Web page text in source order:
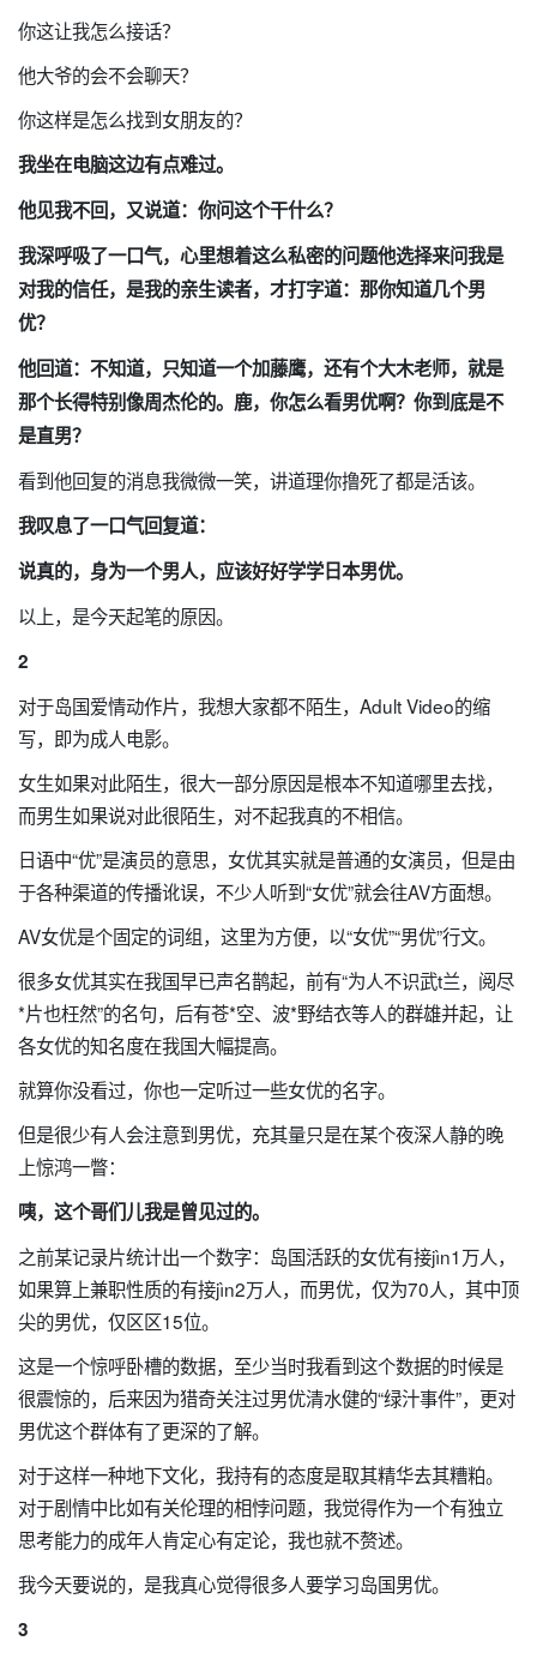
你这让我怎么接话？
他大爷的会不会聊天？
你这样是怎么找到女朋友的？
我坐在电脑这边有点难过。
他见我不回，又说道：你问这个干什么？
我深呼吸了一口气，心里想着这么私密的问题他选择来问我是
对我的信任，是我的亲生读者，才打字道：那你知道几个男
优？
他回道：不知道，只知道一个加藤鹰，还有个大木老师，就是
那个长得特别像周杰伦的。鹿，你怎么看男优啊？你到底是不
是直男？
看到他回复的消息我微微一笑，讲道理你撸死了都是活该。
我叹息了一口气回复道：
说真的，身为一个男人，应该好好学学日本男优。
以上，是今天起笔的原因。
2
对于岛国爱情动作片，我想大家都不陌生，Adult Video的缩
写，即为成人电影。
女生如果对此陌生，很大一部分原因是根本不知道哪里去找，
而男生如果说对此很陌生，对不起我真的不相信。
日语中“优”是演员的意思，女优其实就是普通的女演员，但是由
于各种渠道的传播讹误，不少人听到“女优”就会往AV方面想。
AV女优是个固定的词组，这里为方便，以“女优”“男优”行文。
很多女优其实在我国早已声名鹊起，前有“为人不识武t兰，阅尽
*片也枉然”的名句，后有苍*空、波*野结衣等人的群雄并起，让
各女优的知名度在我国大幅提高。
就算你没看过，你也一定听过一些女优的名字。
但是很少有人会注意到男优，充其量只是在某个夜深人静的晚
上惊鸿一瞥：
咦，这个哥们儿我是曾见过的。
之前某记录片统计出一个数字：岛国活跃的女优有接jìn1万人，
如果算上兼职性质的有接jìn2万人，而男优，仅为70人，其中顶
尖的男优，仅区区15位。
这是一个惊呼卧槽的数据，至少当时我看到这个数据的时候是
很震惊的，后来因为猎奇关注过男优清水健的“绿汁事件”，更对
男优这个群体有了更深的了解。
对于这样一种地下文化，我持有的态度是取其精华去其糟粕。
对于剧情中比如有关伦理的相悖问题，我觉得作为一个有独立
思考能力的成年人肯定心有定论，我也就不赘述。
我今天要说的，是我真心觉得很多人要学习岛国男优。
3